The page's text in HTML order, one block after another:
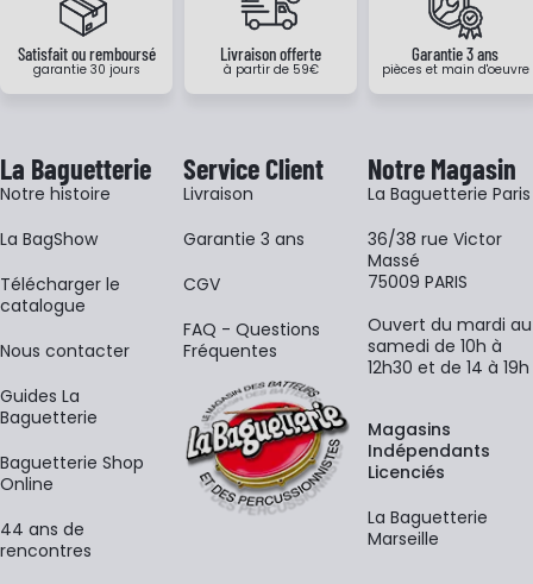
Satisfait ou remboursé
garantie 30 jours
Livraison offerte
à partir de 59€
Garantie 3 ans
pièces et main d'oeuvre
La Baguetterie
Notre histoire
La BagShow
​Télécharger le
catalogue
Nous contacter
Guides La
Baguetterie
Baguetterie Shop
Online
44 ans de
rencontres
Service Client
Livraison
Garantie 3 ans
CGV
FAQ - Questions
Fréquentes
Notre Magasin
La Baguetterie Paris
36/38 rue Victor
Massé
75009 PARIS
Ouvert du mardi au
samedi de 10h à
12h30 et de 14 à 19h
Magasins
Indépendants
Licenciés
La Baguetterie
Marseille